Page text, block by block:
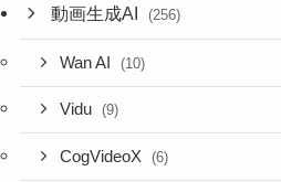
動画生成AI (256)
Wan AI (10)
Vidu (9)
CogVideoX (6)